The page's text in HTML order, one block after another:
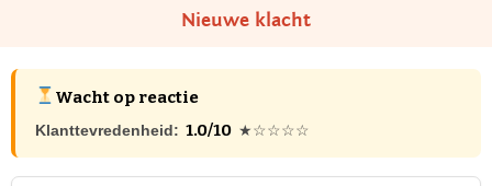
Nieuwe klacht
Wacht op reactie
Klanttevredenheid: 1.0/10 ★☆☆☆☆